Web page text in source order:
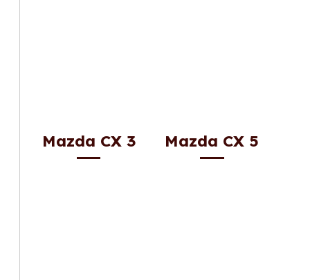
Mazda CX 3 Mazda CX 5